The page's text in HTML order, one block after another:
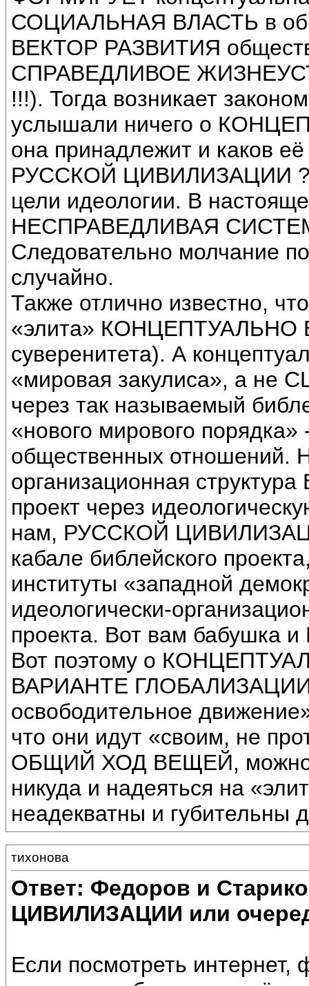
СОЦИАЛЬНАЯ ВЛАСТЬ в
ВЕКТОР РАЗВИТИЯ
СПРАВЕДЛИВОЕ
!!!). Тогда возникает
услышали ничего о
она принадлежит и каков
РУССКОЙ ЦИВИЛИЗАЦИИ ?
цели идеологии. В
НЕСПРАВЕДЛИВАЯ
Следовательно молчание
случайно.
Также отлично известно,
«элита» КОНЦЕПТУАЛЬНО
суверенитета). А
«мировая закулиса», а не
через так называемый
«нового мирового
общественных отношений.
организационная
проект через
нам, РУССКОЙ
кабале библейского
институты «западной
идеологически-
проекта. Вот вам бабушка
Вот поэтому о
ВАРИАНТЕ ГЛОБАЛИЗАЦИИ
освободительное
что они идут «своим, не
ОБЩИЙ ХОД ВЕЩЕЙ, можно
никуда и надеяться на
неадекватны и губительны
тихонова
Ответ: Федоров и
ЦИВИЛИЗАЦИИ или
Если посмотреть